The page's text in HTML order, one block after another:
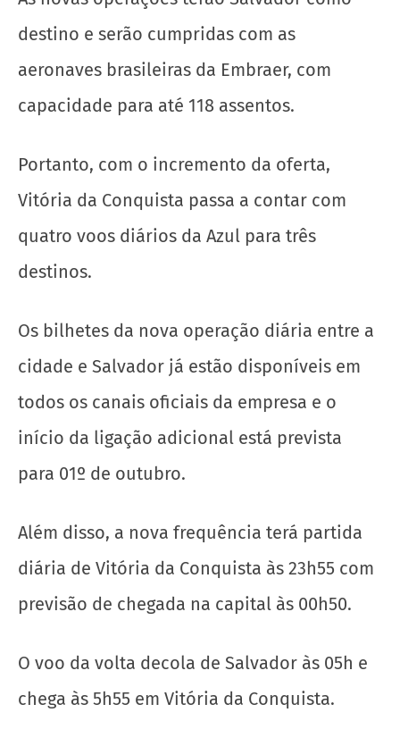
destino e serão cumpridas com as
aeronaves brasileiras da Embraer, com
capacidade para até 118 assentos.
Portanto, com o incremento da oferta,
Vitória da Conquista passa a contar com
quatro voos diários da Azul para três
destinos.
Os bilhetes da nova operação diária entre a
cidade e Salvador já estão disponíveis em
todos os canais oficiais da empresa e o
início da ligação adicional está prevista
para 01º de outubro.
Além disso, a nova frequência terá partida
diária de Vitória da Conquista às 23h55 com
previsão de chegada na capital às 00h50.
O voo da volta decola de Salvador às 05h e
chega às 5h55 em Vitória da Conquista.